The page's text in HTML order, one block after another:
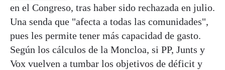
en el Congreso, tras haber sido rechazada en julio.
Una senda que "afecta a todas las comunidades",
pues les permite tener más capacidad de gasto.
Según los cálculos de la Moncloa, si PP, Junts y
Vox vuelven a tumbar los objetivos de déficit y